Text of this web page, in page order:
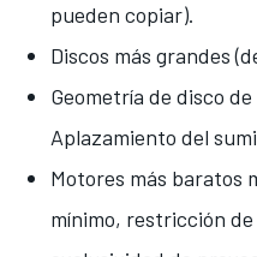
pueden copiar).
Discos más grandes
Geometría de disco
Aplazamiento del
Motores más baratos
mínimo, restricción